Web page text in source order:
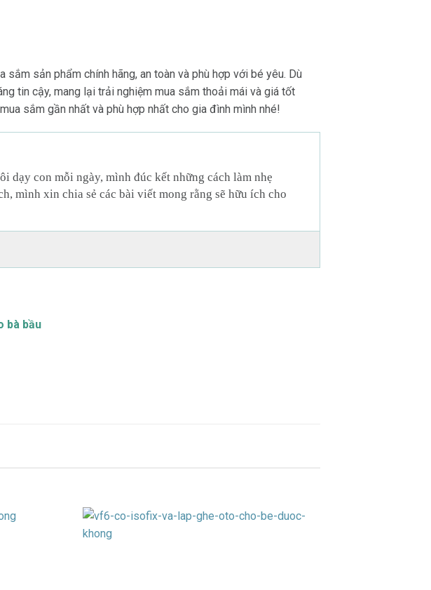
sản phẩm chính hãng, an toàn và phù hợp với bé yêu. Dù
tin cậy, mang lại trải nghiệm mua sắm thoải mái và giá tốt
sắm gần nhất và phù hợp nhất cho gia đình mình nhé!
dạy con mỗi ngày, mình đúc kết những cách làm nhẹ
mình xin chia sẻ các bài viết mong rằng sẽ hữu ích cho
bà bầu